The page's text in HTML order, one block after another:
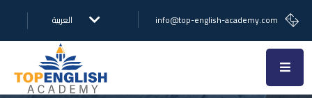
info@top-english-academy.com العربية